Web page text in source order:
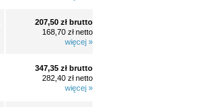
207,50 zł brutto
168,70 zł netto
więcej »
347,35 zł brutto
282,40 zł netto
więcej »